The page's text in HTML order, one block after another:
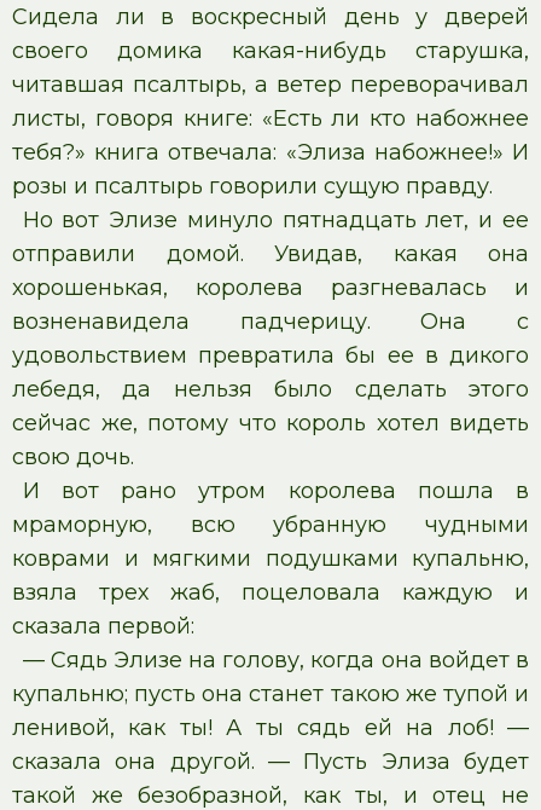
Сидела ли в воскресный день у дверей
своего домика какая-нибудь старушка,
читавшая псалтырь, а ветер переворачивал
листы, говоря книге: «Есть ли кто набожнее
тебя?» книга отвечала: «Элиза набожнее!» И
розы и псалтырь говорили сущую правду.
Но вот Элизе минуло пятнадцать лет, и ее
отправили домой. Увидав, какая она
хорошенькая, королева разгневалась и
возненавидела падчерицу. Она с
удовольствием превратила бы ее в дикого
лебедя, да нельзя было сделать этого
сейчас же, потому что король хотел видеть
свою дочь.
И вот рано утром королева пошла в
мраморную, всю убранную чудными
коврами и мягкими подушками купальню,
взяла трех жаб, поцеловала каждую и
сказала первой:
— Сядь Элизе на голову, когда она войдет в
купальню; пусть она станет такою же тупой и
ленивой, как ты! А ты сядь ей на лоб! —
сказала она другой. — Пусть Элиза будет
такой же безобразной, как ты, и отец не